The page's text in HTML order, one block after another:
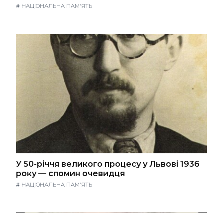
# НАЦІОНАЛЬНА ПАМ'ЯТЬ
У 50-річчя великого процесу у Львові 1936
року — спомин очевидця
# НАЦІОНАЛЬНА ПАМ'ЯТЬ